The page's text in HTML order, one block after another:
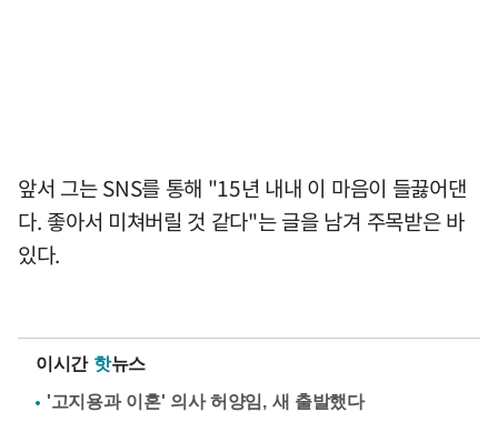
앞서 그는 SNS를 통해 "15년 내내 이 마음이 들끓어댄
다. 좋아서 미쳐버릴 것 같다"는 글을 남겨 주목받은 바
있다.
이시간 핫뉴스
'고지용과 이혼' 의사 허양임, 새 출발했다